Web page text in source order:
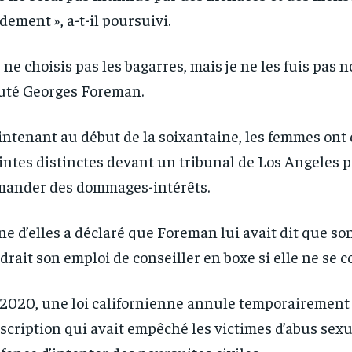
and you
1-YEAR
news and articles for a whole year.
By
every
and you
1-YEAR
news and articles for a whole year.
By
every
», a-t-il poursuivi.
ne choisis pas les bagarres, mais je ne les fuis pas
Georges Foreman.
au début de la soixantaine, les femmes ont
distinctes devant un tribunal de Los Angeles
des dommages-intérêts.
d’elles a déclaré que Foreman lui avait dit que
son emploi de conseiller en boxe si elle ne se
une loi californienne annule temporairement
qui avait empêché les victimes d’abus